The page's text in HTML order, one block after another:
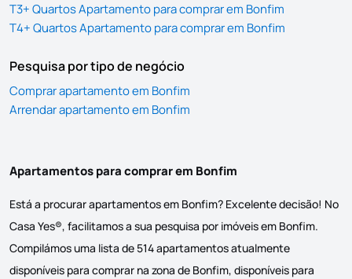
T3+ Quartos Apartamento para comprar em Bonfim
T4+ Quartos Apartamento para comprar em Bonfim
Pesquisa por tipo de negócio
Comprar apartamento em Bonfim
Arrendar apartamento em Bonfim
Apartamentos para comprar em Bonfim
Está a procurar apartamentos em Bonfim? Excelente decisão! No
Casa Yes®, facilitamos a sua pesquisa por imóveis em Bonfim.
Compilámos uma lista de 514 apartamentos atualmente
disponíveis para comprar na zona de Bonfim, disponíveis para